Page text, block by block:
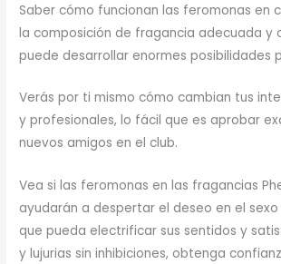
Saber cómo funcionan las feromonas en
la composición de fragancia adecuada y
puede desarrollar enormes posibilidades
Verás por ti mismo cómo cambian tus
y profesionales, lo fácil que es aprobar
nuevos amigos en el club.
Vea si las feromonas en las fragancias
ayudarán a despertar el deseo en el
que pueda electrificar sus sentidos y
y lujurias sin inhibiciones, obtenga